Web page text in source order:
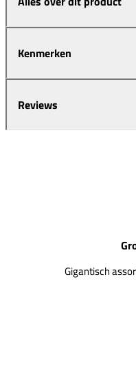
Kenmerken
Reviews
Gigantisch